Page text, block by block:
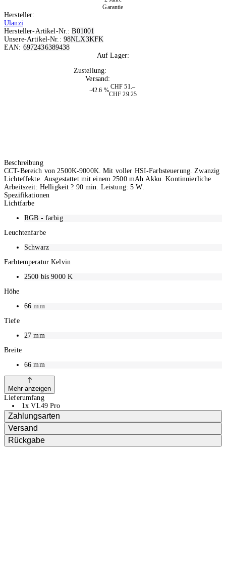
Garantie
Hersteller:
Ulanzi
Hersteller-Artikel-Nr.:B01001
Unsere-Artikel-Nr.: 98NLX3KFK
EAN: 6972436389438
Auf Lager:
Zustellung:
Versand:
-42.6 %
CHF 51.–
CHF 29.25
Beschreibung
CCT-Bereich von 2500K-9000K. Mit voller HSI-Farbsteuerung. Zwanzig
Lichteffekte. Ausgestattet mit einem 2500 mAh Akku. Kontinuierliche
Arbeitszeit: Helligkeit ? 90 min. Leistung: 5 W.
Spezifikationen
Lichtfarbe
RGB - farbig
Leuchtenfarbe
Schwarz
Farbtemperatur Kelvin
2500 bis 9000 K
Höhe
66mm
Tiefe
27mm
Breite
66mm
Mehr anzeigen
Lieferumfang
1x VL49 Pro
Zahlungsarten
Versand
Rückgabe